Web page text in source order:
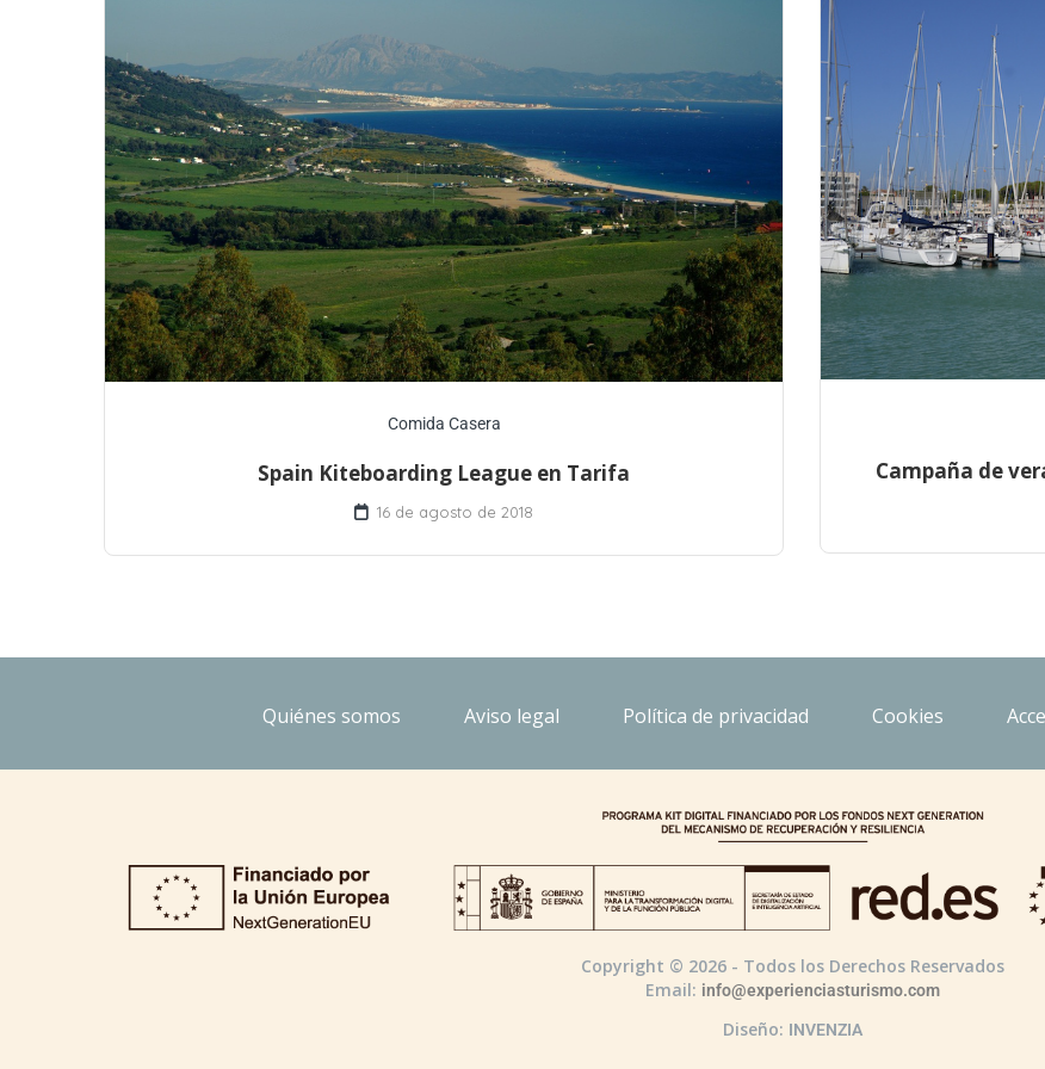
Comida Casera
Spain Kiteboarding League en Tarifa
16 de agosto de 2018
Campaña de
Quiénes somos Aviso legal Política de privacidad Cookies
Copyright © 2026 - Todos los Derechos Reservados
Email: info@experienciasturismo.com
Diseño: INVENZIA